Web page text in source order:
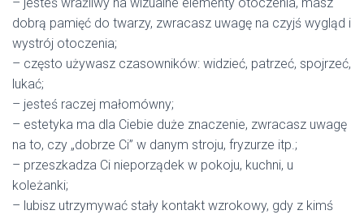
dobrą pamięć do twarzy, zwracasz uwagę na czyjś wygląd i
wystrój otoczenia;
– często używasz czasowników: widzieć, patrzeć, spojrzeć,
lukać;
– jesteś raczej małomówny;
– estetyka ma dla Ciebie duże znaczenie, zwracasz uwagę
na to, czy „dobrze Ci” w danym stroju, fryzurze itp.;
– przeszkadza Ci nieporządek w pokoju, kuchni, u
koleżanki;
– lubisz utrzymywać stały kontakt wzrokowy, gdy z kimś